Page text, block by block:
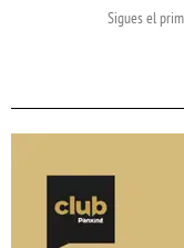
Sigues el